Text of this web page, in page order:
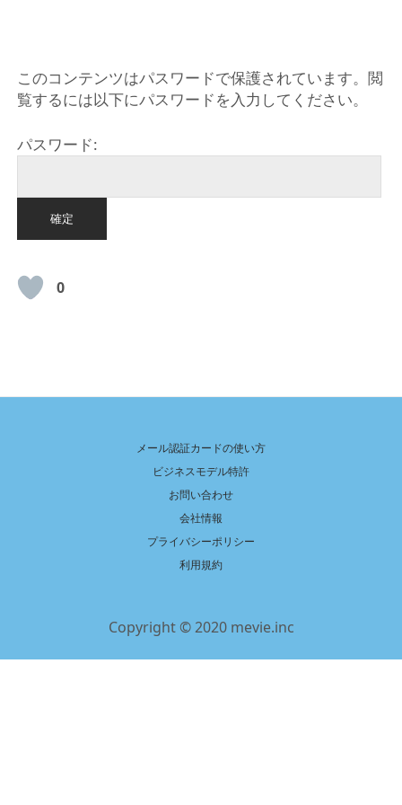
このコンテンツはパスワードで保護されています。閲
覧するには以下にパスワードを入力してください。
パスワード:
0
メール認証カードの使い方
ビジネスモデル特許
お問い合わせ
会社情報
プライバシーポリシー
利用規約
Copyright © 2020 mevie.inc